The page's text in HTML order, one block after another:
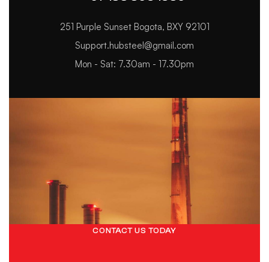
251 Purple Sunset Bogota, BXY 92101
Support.hubsteel@gmail.com
Mon - Sat: 7.30am - 17.30pm
CONTACT US TODAY